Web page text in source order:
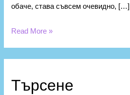
обаче, става съвсем очевидно, […]
Read More »
Търсене
а